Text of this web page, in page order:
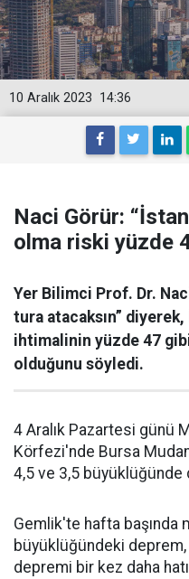
14:36
10 Aralık 2023
Naci Görür:
olma riski yüzde
Yer Bilimci Prof. Dr.
tura atacaksın”
ihtimalinin yüzde 47
olduğunu söyledi.
4 Aralık Pazartesi günü
Körfezi'nde Bursa
4,5 ve 3,5
Gemlik'te hafta başında
büyüklüğündeki
depremi bir kez daha